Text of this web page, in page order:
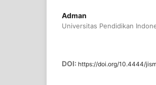
Adman
Universitas Pendidikan
DOI: https://doi.org/10.4444/